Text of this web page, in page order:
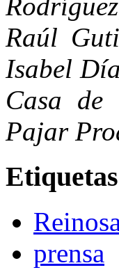
Raúl
Isabel
Casa de
Pajar
prensa